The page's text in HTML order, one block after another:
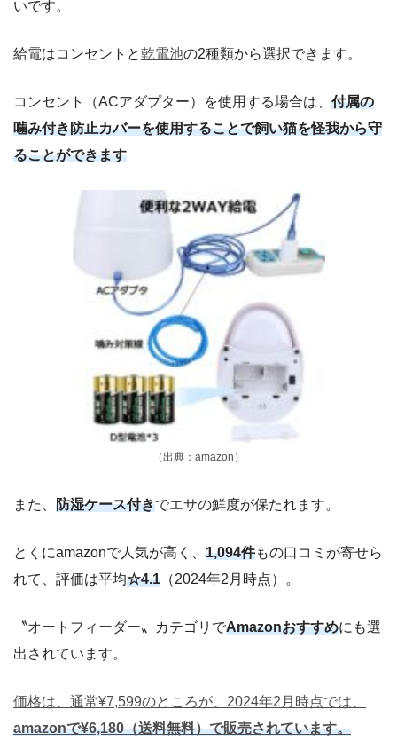
いです。
給電はコンセントと乾電池の2種類から選択できます。
コンセント（ACアダプター）を使用する場合は、 付属の
噛み付き防止カバーを使用することで飼い猫を怪我から守
ることができます
（出典：amazon）
また、 防湿ケース付きでエサの鮮度が保たれます。
とくにamazonで人気が高く、 1,094件もの口コミが寄せら
れて、評価は平均☆4.1 （2024年2月時点）。
〝オートフィーダー〟カテゴリでAmazonおすすめにも選
出されています。
価格は、通常¥7,599のところが、2024年2月時点では、
amazonで¥6,180（送料無料）で販売されています。